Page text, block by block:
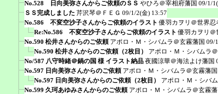
No.528 日向美弥さんからご依頼のＳＳ やひろ＠宰相府藩国 09/1/
ＳＳ完成しました 芹沢琴＠ＦＥＧ 09/1/2(金) 13:57
No.586 不変空沙子さんからご依頼のイラスト 優羽カヲリ＠世界忍
Re:No.586 不変空沙子さんからご依頼のイラスト 優羽カヲリ＠
No.590 松井さんからのご依頼 アポロ・Ｍ・シバムラ＠玄霧藩国 09/
No.590 松井さんからのご依頼（2枚目）
アポロ・Ｍ・シバムラ
No/587 八守時緒＠鍋の国 様 イラスト納品 夜國涼華＠海法よけ藩国
No.597 日向美弥さんからのご依頼 アポロ・Ｍ・シバムラ＠玄霧藩国
No.597 日向美弥さんからのご依頼（2枚目）
アポロ・Ｍ・シバ
No.599 久珂あゆみさんからのご依頼 アポロ・Ｍ・シバムラ＠玄霧